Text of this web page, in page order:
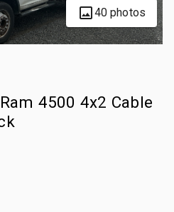
40 photos
4500 4x2 Cable